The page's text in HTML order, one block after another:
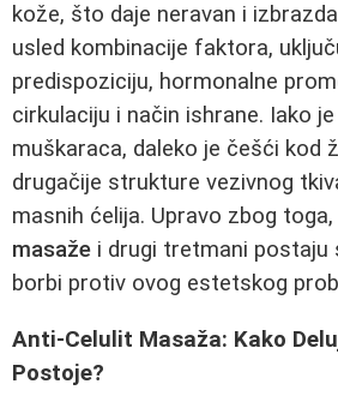
kože, što daje neravan i
usled kombinacije faktora,
predispoziciju, hormonalne
cirkulaciju i način ishrane. Iako
muškaraca, daleko je češći kod
drugačije strukture vezivnog
masnih ćelija. Upravo zbog toga,
masaže i drugi tretmani postaju
borbi protiv ovog estetskog
Anti-Celulit Masaža: Kako
Postoje?